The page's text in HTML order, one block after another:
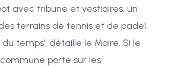
avec tribune et vestiaires, un
terrains de tennis et de padel,
du temps” détaille le Maire. Si le
commune porte sur les